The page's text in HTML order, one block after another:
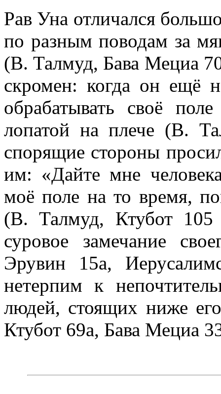
Рав Уна отличался
по разным поводам за
(В. Талмуд, Бава Мециа
скромен: когда он ещё
обрабатывать своё
лопатой на плече (В.
спорящие стороны
им: «Дайте мне
моё поле на то время,
(В. Талмуд, Ктубот
суровое замечание
Эрувин 15а,
нетерпим к
людей, стоящих ниже
Ктубот 69а, Бава Мециа